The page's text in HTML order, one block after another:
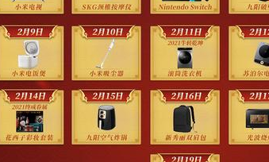
4日-2月19日
专属福利来啦!还记得守卫帕啾期待每天收获满满
范围涵盖跨年超级服「2021·鸿运高照」和怀旧服
,每天2次年兽讨伐,把惊喜抱回家!
活动时间内,组队击败年兽,每个玩家必得珍贵"年兽